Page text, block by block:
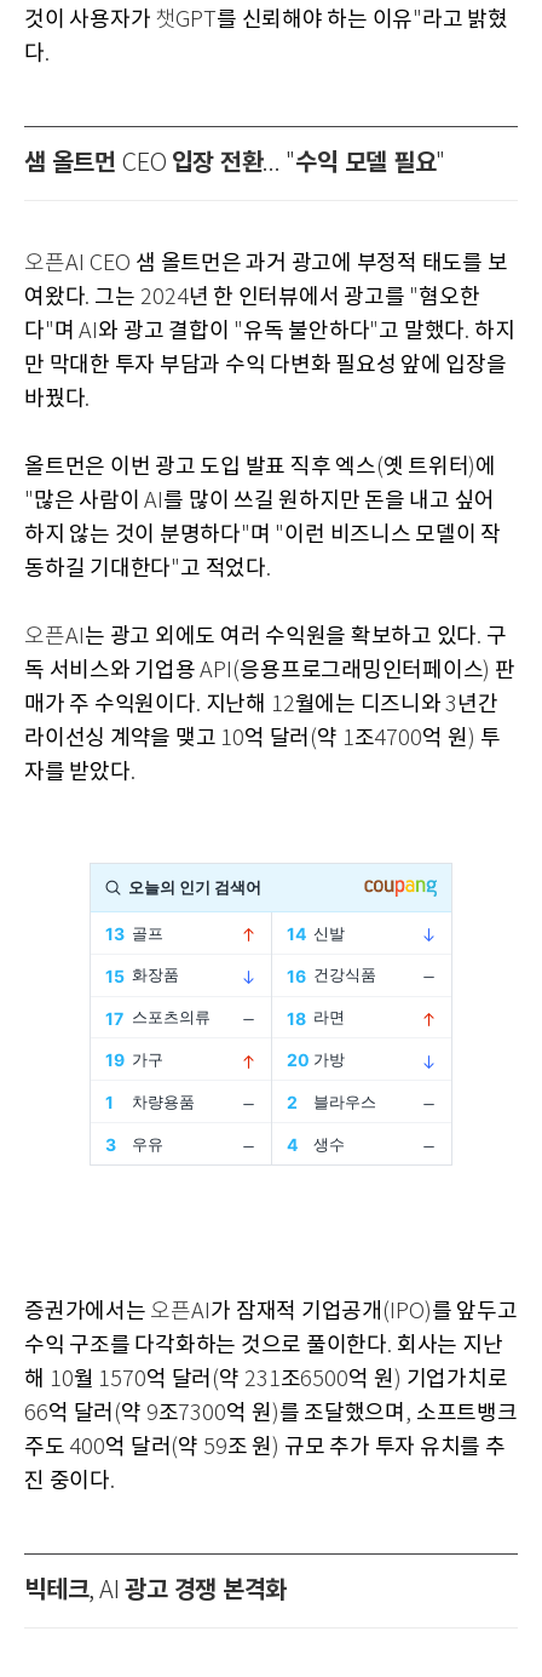
것이 사용자가 챗GPT 를 신뢰해야 하는 이유"라고 밝혔
다.
샘 올트먼 CEO 입장 전환... "수익 모델 필요"
오픈AI CEO 샘 올트먼은 과거 광고에 부정적 태도를 보
여왔다. 그는 2024년 한 인터뷰에서 광고를 "혐오한
다"며AI와 광고 결합이 "유독 불안하다"고 말했다. 하지
만 막대한 투자 부담과 수익 다변화 필요성 앞에 입장을
바꿨다.
올트먼은 이번 광고 도입 발표 직후 엑스(옛 트위터 )에
"많은 사람이AI를 많이 쓰길 원하지만 돈을 내고 싶어
하지 않는 것이 분명하다"며 "이런 비즈니스 모델이 작
동하길 기대한다"고 적었다.
오픈AI는 광고 외에도 여러 수익원을 확보하고 있다. 구
독 서비스와 기업용API(응용프로그래밍인터페이스) 판
매가 주 수익원이다. 지난해 12월에는 디즈니와3년간
라이선싱 계약을 맺고 10억 달러 (약 1조4700억 원 ) 투
자를 받았다.
증권가에서는 오픈AI가 잠재적 기업공개 (IPO)를 앞두고
수익 구조를 다각화하는 것으로 풀이한다. 회사는 지난
해 10월 1570억 달러 (약 231조6500억 원 ) 기업가치로
66억 달러 (약 9조7300억 원 )를 조달했으며 , 소프트뱅크
주도 400억 달러 (약 59조 원 ) 규모 추가 투자 유치를 추
진 중이다.
빅테크, AI광고 경쟁 본격화